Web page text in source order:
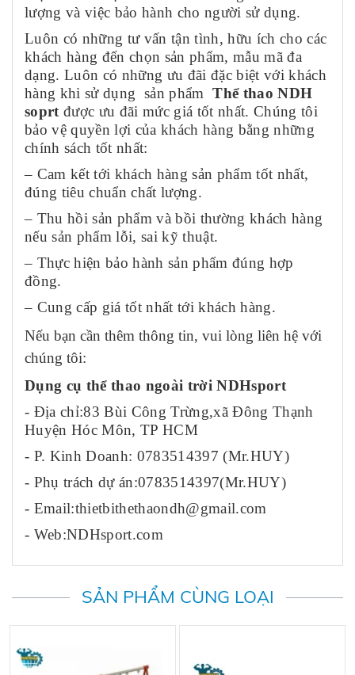
lượng và việc bảo hành cho người sử dụng.
Luôn có những tư vấn tận tình, hữu ích cho các
khách hàng đến chọn sản phẩm, mẫu mã đa
dạng. Luôn có những ưu đãi đặc biệt với khách
hàng khi sử dụng sản phẩmThể thao NDH
soprtđược ưu đãi mức giá tốt nhất. Chúng tôi
bảo vệ quyền lợi của khách hàng bằng những
chính sách tốt nhất:
– Cam kết tới khách hàng sản phẩm tốt nhất,
đúng tiêu chuẩn chất lượng.
– Thu hồi sản phẩm và bồi thường khách hàng
nếu sản phẩm lỗi, sai kỹ thuật.
– Thực hiện bảo hành sản phẩm đúng hợp
đồng.
– Cung cấp giá tốt nhất tới khách hàng.
Nếu bạn cần thêm thông tin, vui lòng liên hệ với
chúng tôi:
Dụng cụ thể thao ngoài trời NDHsport
- Địa chỉ:83 Bùi Công Trừng,xã Đông Thạnh
Huyện Hóc Môn, TP HCM
- P. Kinh Doanh: 0783514397 (Mr.HUY)
- Phụ trách dự án:0783514397(Mr.HUY)
- Email:thietbithethaondh@gmail.com
- Web:NDHsport.com
SẢN PHẨM CÙNG LOẠI